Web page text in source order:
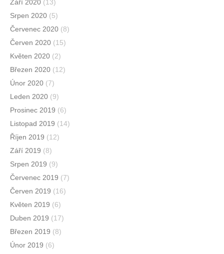
Září 2020 (13)
Srpen 2020 (5)
Červenec 2020 (8)
Červen 2020 (15)
Květen 2020 (2)
Březen 2020 (12)
Únor 2020 (7)
Leden 2020 (9)
Prosinec 2019 (6)
Listopad 2019 (14)
Říjen 2019 (12)
Září 2019 (8)
Srpen 2019 (9)
Červenec 2019 (7)
Červen 2019 (16)
Květen 2019 (6)
Duben 2019 (17)
Březen 2019 (8)
Únor 2019 (6)